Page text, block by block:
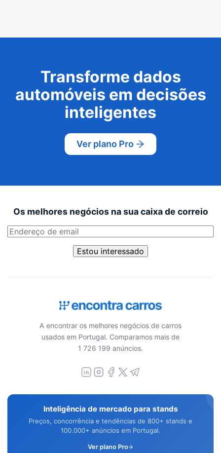
Transforme dados
automóveis em decisões
inteligentes
Ver plano Pro
Os melhores negócios na sua caixa de correio
Estou interessado
A encontrar os melhores negócios de carros
usados em Portugal. Comparamos mais de
1 726 199 anúncios.
Inteligência de mercado para stands
Preços, concorrência e tendências de 800+ stands e
100.000+ anúncios em Portugal.
Ver plano Pro